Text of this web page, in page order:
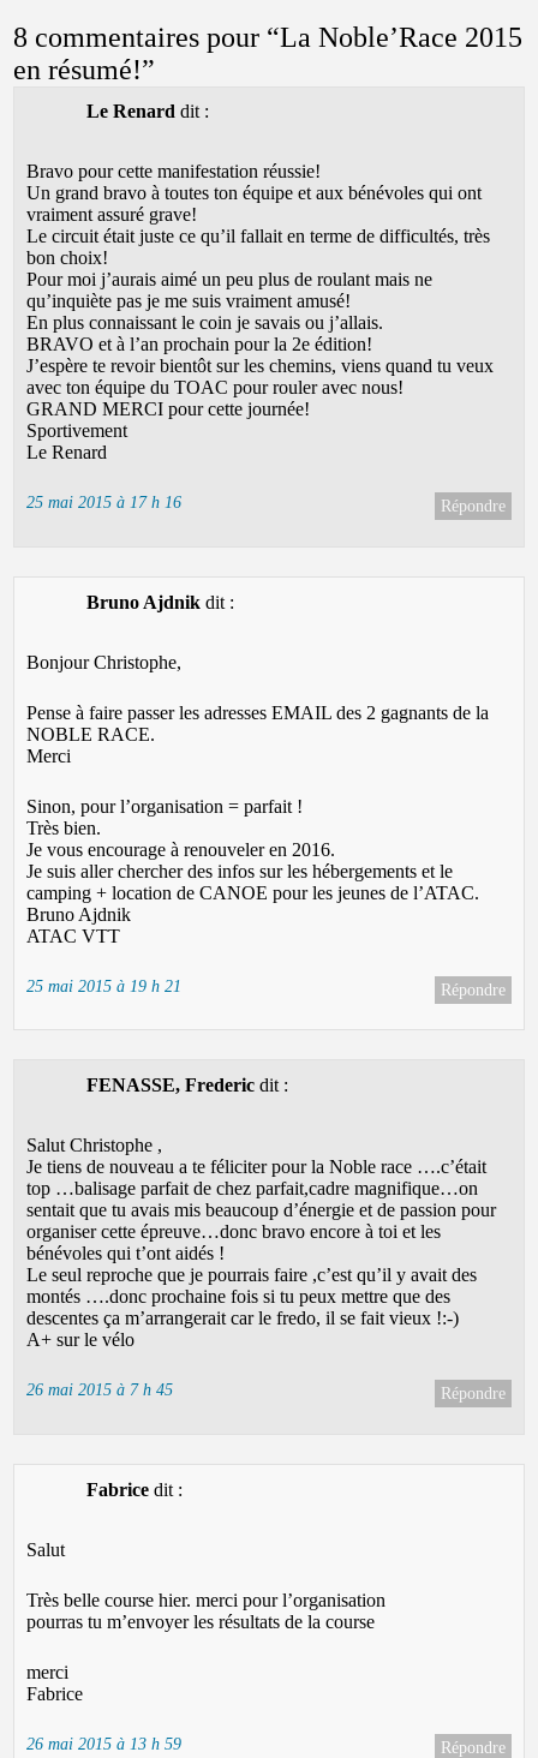
8 commentaires pour “La Noble’Race 2015
en résumé!”
Le Renard dit :
Bravo pour cette manifestation réussie!
Un grand bravo à toutes ton équipe et aux bénévoles qui ont
vraiment assuré grave!
Le circuit était juste ce qu’il fallait en terme de difficultés, très
bon choix!
Pour moi j’aurais aimé un peu plus de roulant mais ne
qu’inquiète pas je me suis vraiment amusé!
En plus connaissant le coin je savais ou j’allais.
BRAVO et à l’an prochain pour la 2e édition!
J’espère te revoir bientôt sur les chemins, viens quand tu veux
avec ton équipe du TOAC pour rouler avec nous!
GRAND MERCI pour cette journée!
Sportivement
Le Renard
Répondre
25 mai 2015 à 17 h 16
Bruno Ajdnik dit :
Bonjour Christophe,
Pense à faire passer les adresses EMAIL des 2 gagnants de la
NOBLE RACE.
Merci
Sinon, pour l’organisation = parfait !
Très bien.
Je vous encourage à renouveler en 2016.
Je suis aller chercher des infos sur les hébergements et le
camping + location de CANOE pour les jeunes de l’ATAC.
Bruno Ajdnik
ATAC VTT
Répondre
25 mai 2015 à 19 h 21
FENASSE, Frederic dit :
Salut Christophe ,
Je tiens de nouveau a te féliciter pour la Noble race ….c’était
top …balisage parfait de chez parfait,cadre magnifique…on
sentait que tu avais mis beaucoup d’énergie et de passion pour
organiser cette épreuve…donc bravo encore à toi et les
bénévoles qui t’ont aidés !
Le seul reproche que je pourrais faire ,c’est qu’il y avait des
montés ….donc prochaine fois si tu peux mettre que des
descentes ça m’arrangerait car le fredo, il se fait vieux !:-)
A+ sur le vélo
Répondre
26 mai 2015 à 7 h 45
Fabrice dit :
Salut
Très belle course hier. merci pour l’organisation
pourras tu m’envoyer les résultats de la course
merci
Fabrice
Répondre
26 mai 2015 à 13 h 59